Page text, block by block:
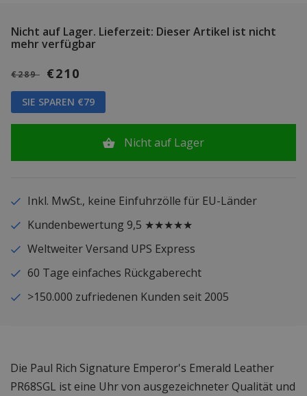
Nicht auf Lager. Lieferzeit: Dieser Artikel ist nicht
mehr verfügbar
€289 €210
SIE SPAREN €79
Nicht auf Lager
Inkl. MwSt., keine Einfuhrzölle für EU-Länder
Kundenbewertung 9,5 ★★★★★
Weltweiter Versand UPS Express
60 Tage einfaches Rückgaberecht
>150.000 zufriedenen Kunden seit 2005
Die Paul Rich Signature Emperor's Emerald Leather
PR68SGL ist eine Uhr von ausgezeichneter Qualität und